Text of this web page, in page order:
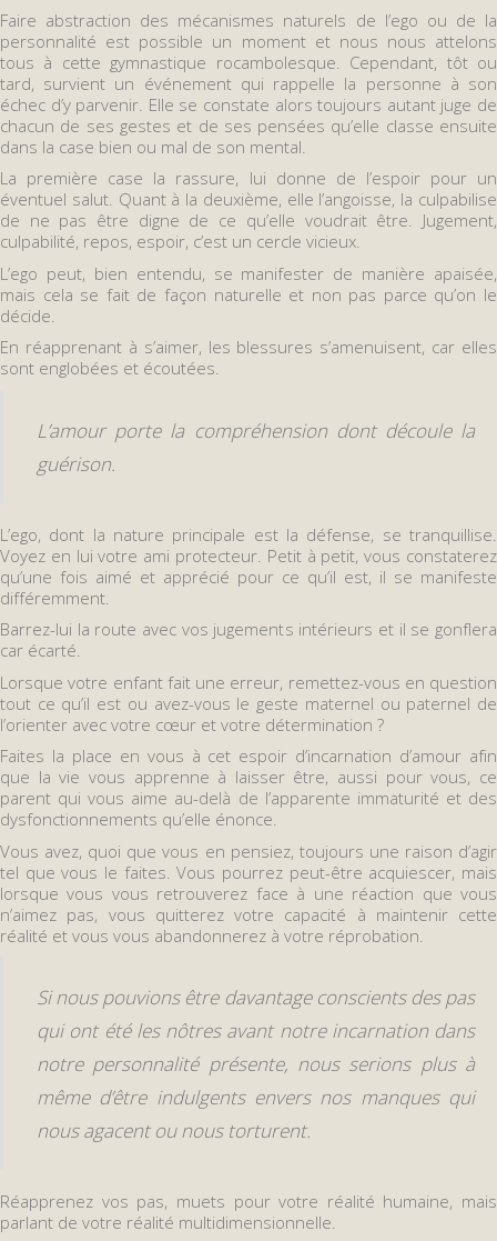
Faire abstraction des mécanismes naturels de l’ego ou de la
personnalité est possible un moment et nous nous attelons
tous à cette gymnastique rocambolesque. Cependant, tôt ou
tard, survient un événement qui rappelle la personne à son
échec d’y parvenir. Elle se constate alors toujours autant juge de
chacun de ses gestes et de ses pensées qu’elle classe ensuite
dans la case bien ou mal de son mental.
La première case la rassure, lui donne de l’espoir pour un
éventuel salut. Quant à la deuxième, elle l’angoisse, la culpabilise
de ne pas être digne de ce qu’elle voudrait être. Jugement,
culpabilité, repos, espoir, c’est un cercle vicieux.
L’ego peut, bien entendu, se manifester de manière apaisée,
mais cela se fait de façon naturelle et non pas parce qu’on le
décide.
En réapprenant à s’aimer, les blessures s’amenuisent, car elles
sont englobées et écoutées.
L’amour porte la compréhension dont découle la
guérison.
L’ego, dont la nature principale est la défense, se tranquillise.
Voyez en lui votre ami protecteur. Petit à petit, vous constaterez
qu’une fois aimé et apprécié pour ce qu’il est, il se manifeste
différemment.
Barrez-lui la route avec vos jugements intérieurs et il se gonflera
car écarté.
Lorsque votre enfant fait une erreur, remettez-vous en question
tout ce qu’il est ou avez-vous le geste maternel ou paternel de
l’orienter avec votre cœur et votre détermination ?
Faites la place en vous à cet espoir d’incarnation d’amour afin
que la vie vous apprenne à laisser être, aussi pour vous, ce
parent qui vous aime au-delà de l’apparente immaturité et des
dysfonctionnements qu’elle énonce.
Vous avez, quoi que vous en pensiez, toujours une raison d’agir
tel que vous le faites. Vous pourrez peut-être acquiescer, mais
lorsque vous vous retrouverez face à une réaction que vous
n’aimez pas, vous quitterez votre capacité à maintenir cette
réalité et vous vous abandonnerez à votre réprobation.
Si nous pouvions être davantage conscients des pas
qui ont été les nôtres avant notre incarnation dans
notre personnalité présente, nous serions plus à
même d’être indulgents envers nos manques qui
nous agacent ou nous torturent.
Réapprenez vos pas, muets pour votre réalité humaine, mais
parlant de votre réalité multidimensionnelle.